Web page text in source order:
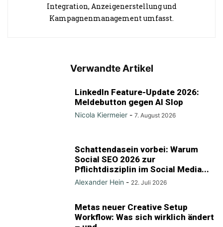
Integration, Anzeigenerstellung und
Kampagnenmanagement umfasst.
Verwandte Artikel
LinkedIn Feature-Update 2026:
Meldebutton gegen AI Slop
Nicola Kiermeier - 7. August 2026
Schattendasein vorbei: Warum
Social SEO 2026 zur
Pflichtdisziplin im Social Media...
Alexander Hein - 22. Juli 2026
Metas neuer Creative Setup
Workflow: Was sich wirklich ändert